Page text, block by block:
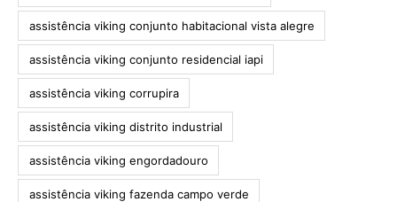
assistência viking conjunto habitacional vista alegre
assistência viking conjunto residencial iapi
assistência viking corrupira
assistência viking distrito industrial
assistência viking engordadouro
assistência viking fazenda campo verde